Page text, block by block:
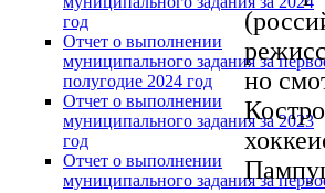
год
Отчет о выполнении
муниципального задания за
полугодие 2024 год
Отчет о выполнении
муниципального задания за 2023
год
Отчет о выполнении
муниципального задания за
но